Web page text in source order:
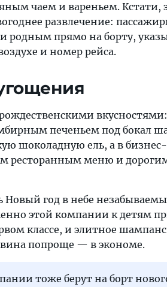
чаем и вареньем. Кстати,
развлечение:
родным прямо на борту,
и номер рейса.
печеньем под бокал
шоколадную ель, а в
ресторанным меню и
Новый год в небе
этой компании к детям
классе, и элитное
вина попроще — в экономе.
тоже берут на борт